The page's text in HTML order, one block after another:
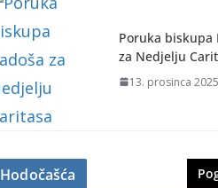
Poruka biskupa
za Nedjelju
13. prosinca
Hodočašća